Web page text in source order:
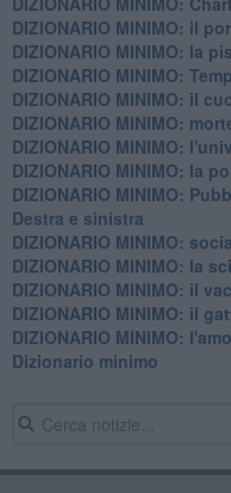
DIZIONARIO MINIMO: il
DIZIONARIO MINIMO: la
DIZIONARIO MINIMO:
DIZIONARIO MINIMO: il
DIZIONARIO MINIMO:
DIZIONARIO MINIMO:
DIZIONARIO MINIMO: la
DIZIONARIO MINIMO:
Destra e sinistra
DIZIONARIO MINIMO:
DIZIONARIO MINIMO: la
DIZIONARIO MINIMO: il
DIZIONARIO MINIMO: il
DIZIONARIO MINIMO:
Dizionario minimo